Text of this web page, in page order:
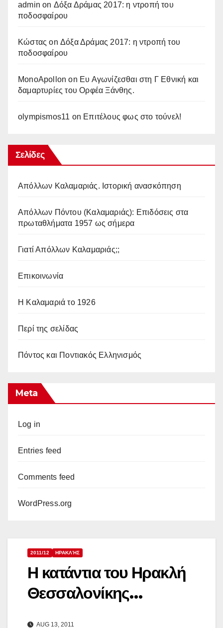
admin on Δόξα Δράμας 2017: η ντροπή του
ποδοσφαίρου
Κώστας onΔόξα Δράμας 2017: η ντροπή του
ποδοσφαίρου
MonoApollon on Ευ Αγωνίζεσθαι στη Γ Εθνική και
δαμαρτυρίες του Ορφέα Ξάνθης.
olympismos11 on Επιτέλους φως στο τούνελ!
Σελίδες
Απόλλων Καλαμαριάς. Iστορική ανασκόπηση
Απόλλων Πόντου (Καλαμαριάς): Επιδόσεις στα
πρωταθλήματα 1957 ως σήμερα
Γιατί Απόλλων Καλαμαριάς;;
Επικοινωνία
Η Καλαμαριά το 1926
Περί της σελίδας
Πόντος και Ποντιακός Ελληνισμός
Meta
Log in
Entries feed
Comments feed
WordPress.org
2011/12 ΗΡΑΚΛΉΣ
Η κατάντια του Ηρακλή
Θεσσαλονίκης…
AUG 13, 2011